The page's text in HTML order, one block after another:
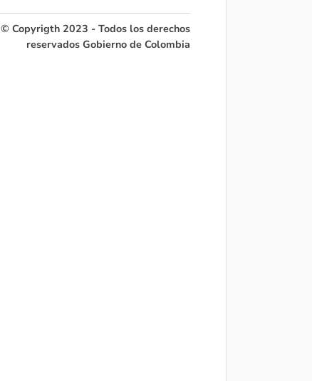
© Copyrigth 2023 - Todos los derechos
reservados Gobierno de Colombia